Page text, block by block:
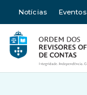
Notícias Eventos